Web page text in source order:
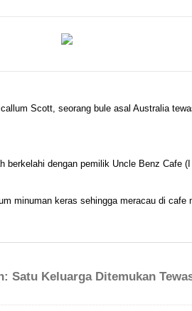
Scott, seorang bule asal Australia
berkelahi dengan pemilik Uncle Benz Cafe
minuman keras sehingga meracau di cafe
Satu Keluarga Ditemukan